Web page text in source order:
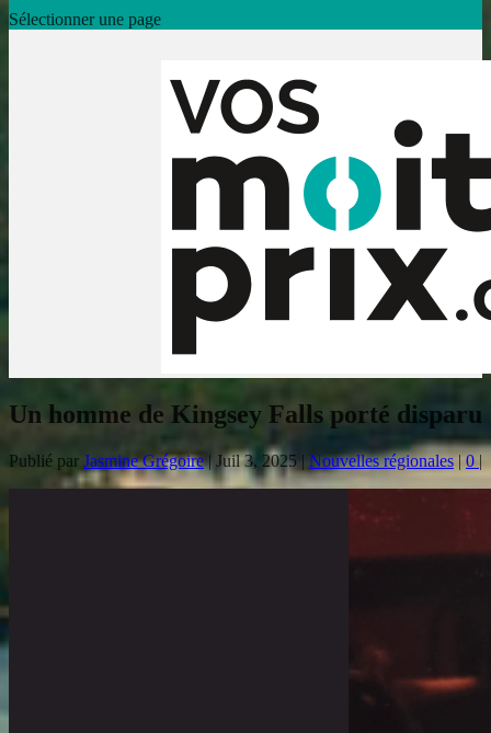
Sélectionner une page
Un homme de Kingsey Falls porté disparu
Publié par Jasmine Grégoire| Juil 3, 2025| Nouvelles régionales| 0 |